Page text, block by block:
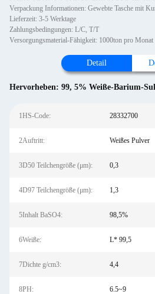
Verpackung Informationen: Gewebte Tasche mit
Lieferzeit: 3-5 Werktage
Zahlungsbedingungen: L/C, T/T
Versorgungsmaterial-Fähigkeit: 1000ton pro Monat
Detail
Hervorheben: 99, 5% Weiße-Barium-
1HS-Code: 28332700
2Auftritt: Weißes Pulver
3D50 Teilchengröße (μm): 0,3
4D97 Teilchengröße (μm): 1,3
5Inhalt BaSO4: 98,5%
6Weiße: L* 99,5
7Dichte g/cm3: 4,4
8PH: 6.5~9